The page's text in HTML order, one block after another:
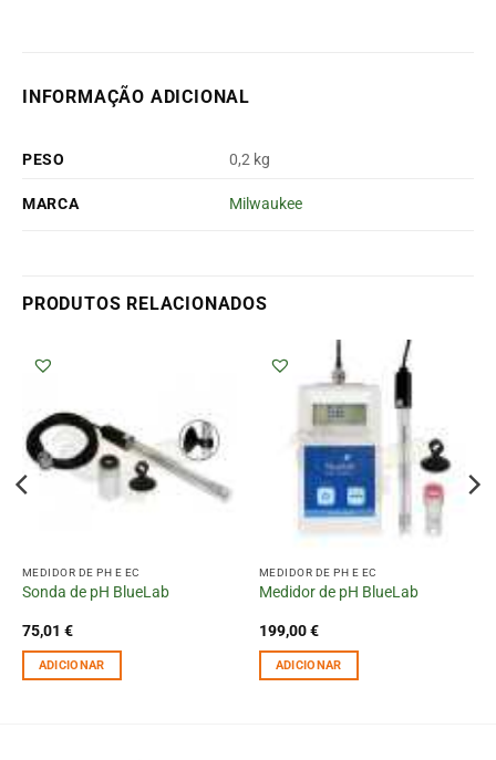
INFORMAÇÃO ADICIONAL
PESO 0,2 kg
MARCA Milwaukee
PRODUTOS RELACIONADOS
MEDIDOR DE PH E EC
Sonda de pH BlueLab
75,01 €
ADICIONAR
MEDIDOR DE PH E EC
Medidor de pH BlueLab
199,00€
ADICIONAR